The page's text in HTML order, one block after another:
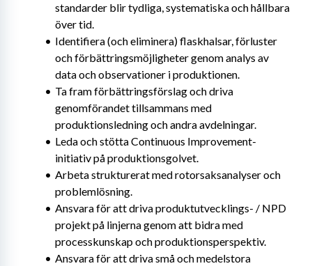
standarder blir tydliga, systematiska och hållbara
över tid.
Identifiera (och eliminera) flaskhalsar, förluster
och förbättringsmöjligheter genom analys av
data och observationer i produktionen.
Ta fram förbättringsförslag och driva
genomförandet tillsammans med
produktionsledning och andra avdelningar.
Leda och stötta Continuous Improvement-
initiativ på produktionsgolvet.
Arbeta strukturerat med rotorsaksanalyser och
problemlösning.
Ansvara för att driva produktutvecklings- / NPD
projekt på linjerna genom att bidra med
processkunskap och produktionsperspektiv.
Ansvara för att driva små och medelstora